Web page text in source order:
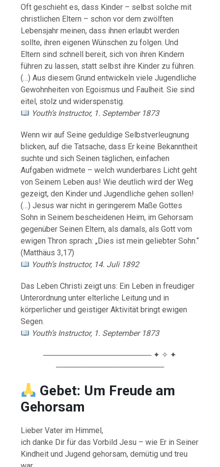
Oft geschieht es, dass Kinder – selbst solche mit
christlichen Eltern – schon vor dem zwölften
Lebensjahr meinen, dass ihnen erlaubt werden
sollte, ihren eigenen Wünschen zu folgen. Und
Eltern sind schnell bereit, sich von ihren Kindern
führen zu lassen, statt selbst ihre Kinder zu führen.
(…) Aus diesem Grund entwickeln viele Jugendliche
Gewohnheiten von Egoismus und Faulheit. Sie sind
eitel, stolz und widerspenstig.
Youth’s Instructor, 1. September 1873
Wenn wir auf Seine geduldige Selbstverleugnung
blicken, auf die Tatsache, dass Er keine Bekanntheit
suchte und sich Seinen täglichen, einfachen
Aufgaben widmete – welch wunderbares Licht geht
von Seinem Leben aus! Wie deutlich wird der Weg
gezeigt, den Kinder und Jugendliche gehen sollen!
(…) Jesus war nicht in geringerem Maße Gottes
Sohn in Seinem bescheidenen Heim, im Gehorsam
gegenüber Seinen Eltern, als damals, als Gott vom
ewigen Thron sprach: „Dies ist mein geliebter Sohn.“
(Matthäus 3,17)
Youth’s Instructor, 14. Juli 1892
Das Leben Christi zeigt uns: Ein Leben in freudiger
Unterordnung unter elterliche Leitung und in
körperlicher und geistiger Aktivität bringt ewigen
Segen.
Youth’s Instructor, 1. September 1873
──────────────────── ✦ ✧ ✦
────────────────────
Gebet: Um Freude am
Gehorsam
Lieber Vater im Himmel,
ich danke Dir für das Vorbild Jesu – wie Er in Seiner
Kindheit und Jugend gehorsam, demütig und treu